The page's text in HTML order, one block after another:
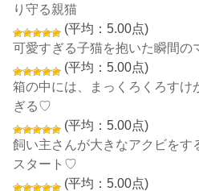
り守る親猫
(平均：5.00点)
可愛すぎる子猫を抱いた瞬間の
(平均：5.00点)
箱の中には、まっくろくろすけ
ぎる♡
(平均：5.00点)
飼い主さんが大きなアクビをす
スタート♡
(平均：5.00点)